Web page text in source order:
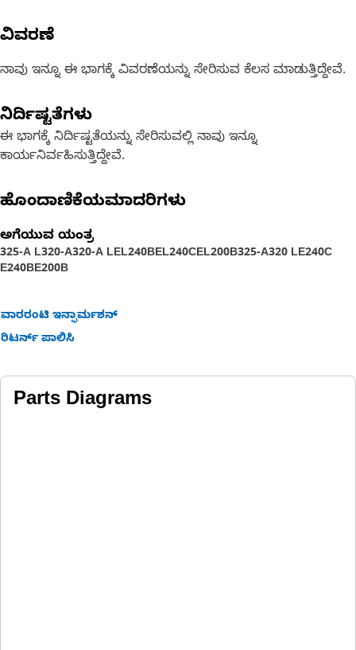
ವಿವರಣೆ
ನಾವು ಇನ್ನೂ ಈ ಭಾಗಕ್ಕೆ ವಿವರಣೆಯನ್ನು ಸೇರಿಸುವ ಕೆಲಸ ಮಾಡುತ್ತಿದ್ದೇವೆ.
ನಿರ್ದಿಷ್ಟತೆಗಳು
ಈ ಭಾಗಕ್ಕೆ ನಿರ್ದಿಷ್ಟತೆಯನ್ನು ಸೇರಿಸುವಲ್ಲಿ ನಾವು ಇನ್ನೂ
ಕಾರ್ಯನಿರ್ವಹಿಸುತ್ತಿದ್ದೇವೆ.
ಹೊಂದಾಣಿಕೆಯಮಾದರಿಗಳು
ಅಗೆಯುವ ಯಂತ್ರ
325-A L320-A320-A LEL240BEL240CEL200B325-A320 LE240C
E240BE200B
ವಾರರಂಟಿ ಇನ್ಫಾರ್ಮಶನ್
ರಿಟರ್ನ್ ಪಾಲಿಸಿ
Parts Diagrams